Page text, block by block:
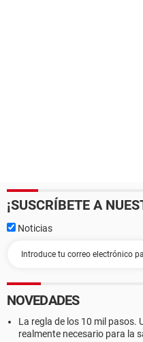
¡SUSCRÍBETE A
Noticias
NOVEDADES
La regla de los 10 mil pasos.
realmente necesario para la